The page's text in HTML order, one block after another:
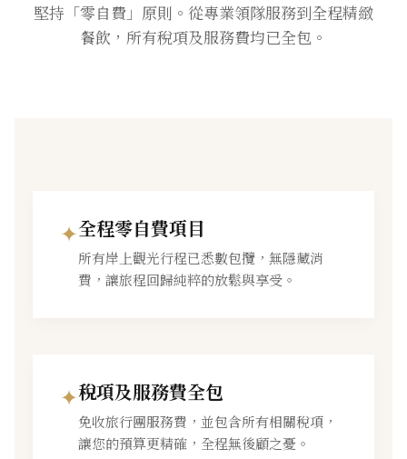
堅持「零自費」原則。從專業領隊服務到全程精緻
餐飲，所有稅項及服務費均已全包。
✦全程零自費項目
所有岸上觀光行程已悉數包攬，無隱藏消
費，讓旅程回歸純粹的放鬆與享受。
✦稅項及服務費全包
免收旅行團服務費，並包含所有相關稅項，
讓您的預算更精確，全程無後顧之憂。